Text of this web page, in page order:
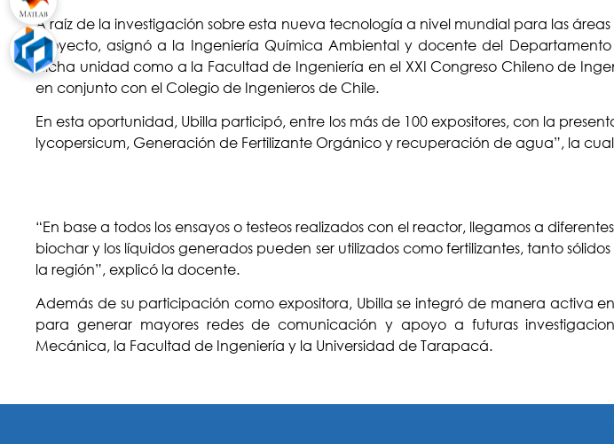
A raíz de la investigación sobre esta nueva tecnología a nivel mundial para las
proyecto, asignó a la Ingeniería Química Ambiental y docente del
dicha unidad como a la Facultad de Ingeniería en el XXI Congreso Chileno de
en conjunto con el Colegio de Ingenieros de Chile.
En esta oportunidad, Ubilla participó, entre los más de 100 expositores, con la
lycopersicum, Generación de Fertilizante Orgánico y recuperación de agua”, la
“En base a todos los ensayos o testeos realizados con el reactor, llegamos a
biochar y los líquidos generados pueden ser utilizados como fertilizantes, tanto
la región”, explicó la docente.
Además de su participación como expositora, Ubilla se integró de manera activa
para generar mayores redes de comunicación y apoyo a futuras
Mecánica, la Facultad de Ingeniería y la Universidad de Tarapacá.